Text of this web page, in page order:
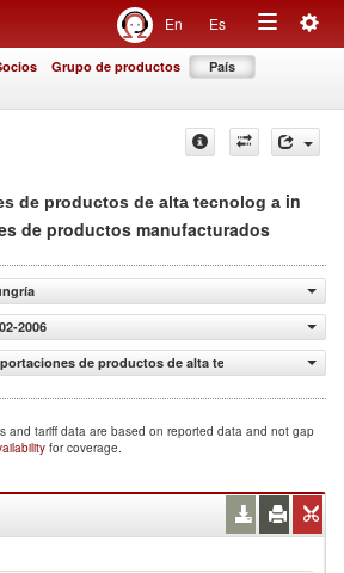
En Es
Toggle
Grupo de productos País
de productos de alta tecnolog a in
de productos manufacturados
2006
de productos de alta tecnolog a (% de
and tariff data are based on reported data and not gap
for coverage.